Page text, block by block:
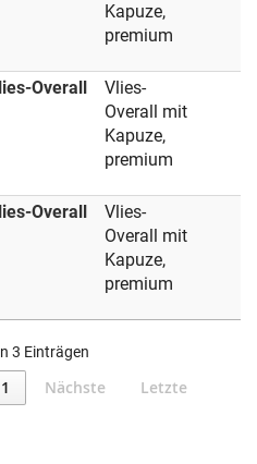
Kapuze,
premium
Overall
Vlies-
Overall mit
Kapuze,
premium
Overall
Vlies-
Overall mit
Kapuze,
premium
3 Einträgen
1 Nächste Letzte